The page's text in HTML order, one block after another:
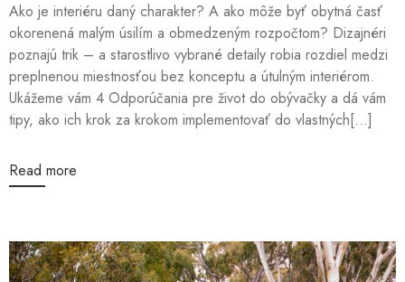
Ako je interiéru daný charakter? A ako môže byť obytná časť
okorenená malým úsilím a obmedzeným rozpočtom? Dizajnéri
poznajú trik – a starostlivo vybrané detaily robia rozdiel medzi
preplnenou miestnosťou bez konceptu a útulným interiérom.
Ukážeme vám 4 Odporúčania pre život do obývačky a dá vám
tipy, ako ich krok za krokom implementovať do vlastných[...]
Read more